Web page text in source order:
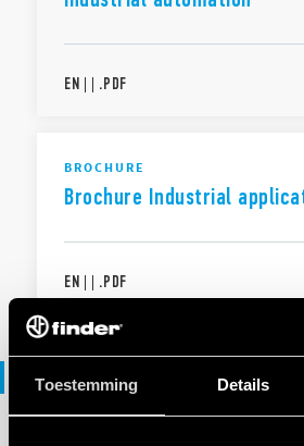
Toestemming Details
EN | | .PDF
BROCHURE
Brochure Industrial
EN | | .PDF
Verklaring van